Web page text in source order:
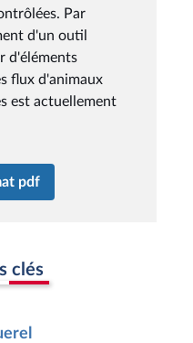
Par
d'un outil
d'éléments
flux d'animaux
est actuellement
pdf
clés